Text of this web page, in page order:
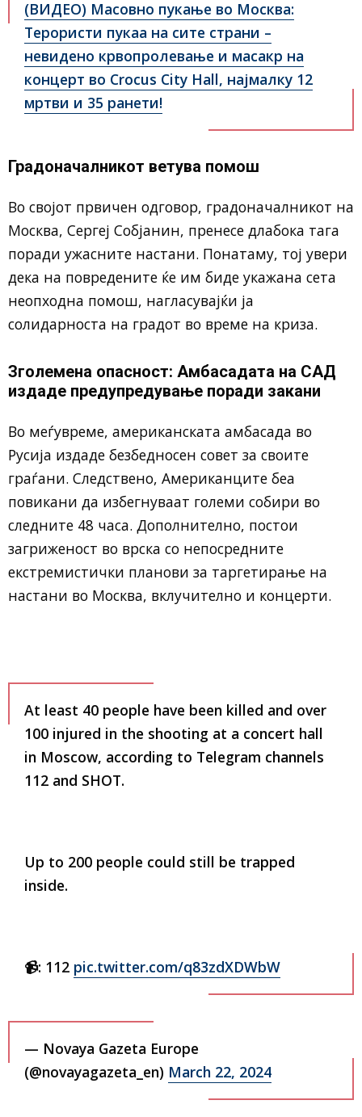
(ВИДЕО) Масовно пукање во Москва:
Терористи пукаа на сите страни –
невидено крвопролевање и масакр на
концерт во Crocus City Hall, најмалку 12
мртви и 35 ранети!
Градоначалникот ветува помош
Во својот првичен одговор, градоначалникот на
Москва, Сергеј Собјанин, пренесе длабока тага
поради ужасните настани. Понатаму, тој увери
дека на повредените ќе им биде укажана сета
неопходна помош, нагласувајќи ја
солидарноста на градот во време на криза.
Зголемена опасност: Амбасадата на САД
издаде предупредување поради закани
Во меѓувреме, американската амбасада во
Русија издаде безбедносен совет за своите
граѓани. Следствено, Американците беа
повикани да избегнуваат големи собири во
следните 48 часа. Дополнително, постои
загриженост во врска со непосредните
екстремистички планови за таргетирање на
настани во Москва, вклучително и концерти.
At least 40 people have been killed and over
100 injured in the shooting at a concert hall
in Moscow, according to Telegram channels
112 and SHOT.
Up to 200 people could still be trapped
inside.
📹: 112 pic.twitter.com/q83zdXDWbW
— Novaya Gazeta Europe
(@novayagazeta_en) March 22, 2024